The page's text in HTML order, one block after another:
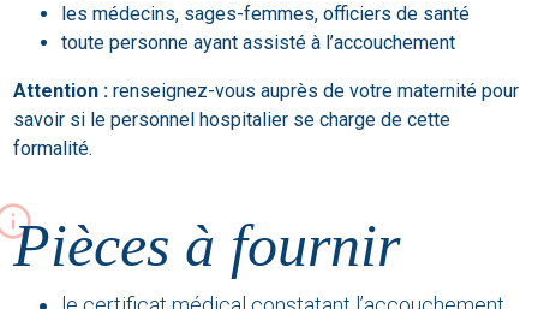
les médecins, sages-femmes, officiers de santé
toute personne ayant assisté à l’accouchement
Attention : renseignez-vous auprès de votre maternité pour
savoir si le personnel hospitalier se charge de cette
formalité.
Pièces à fournir